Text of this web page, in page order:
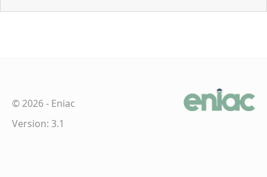
©2026- Eniac
Version: 3.1